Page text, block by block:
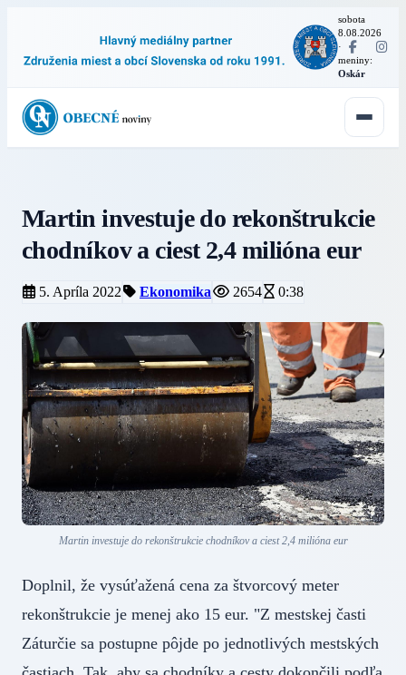
sobota
8.08.2026
·
meniny:
Oskár
Martin investuje do rekonštrukcie
chodníkov a ciest 2,4 milióna eur
5. Apríla 2022 Ekonomika 2654 0:38
Martin investuje do rekonštrukcie chodníkov a ciest 2,4 milióna eur
Doplnil, že vysúťažená cena za štvorcový meter
rekonštrukcie je menej ako 15 eur. "Z mestskej časti
Záturčie sa postupne pôjde po jednotlivých mestských